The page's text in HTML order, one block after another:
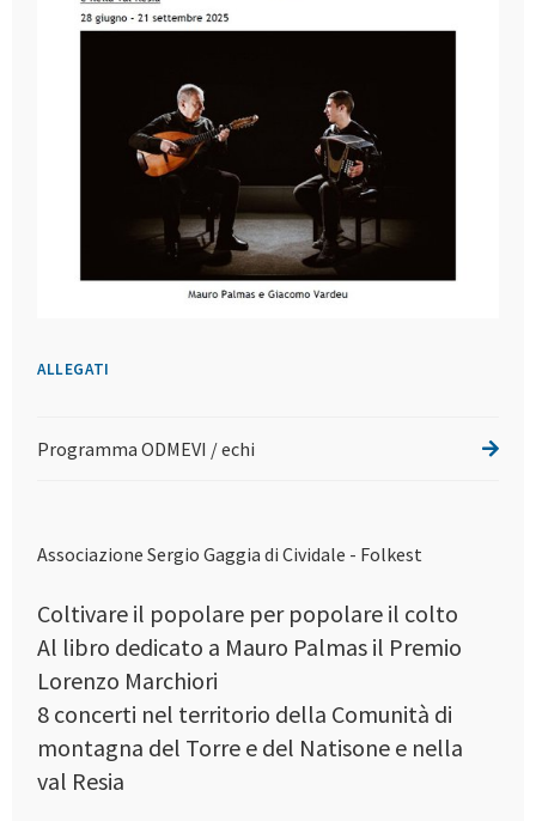
ALLEGATI
Programma ODMEVI / echi
Associazione Sergio Gaggia di Cividale - Folkest
Coltivare il popolare per popolare il colto
Al libro dedicato a Mauro Palmas il Premio
Lorenzo Marchiori
8 concerti nel territorio della Comunità di
montagna del Torre e del Natisone e nella
val Resia